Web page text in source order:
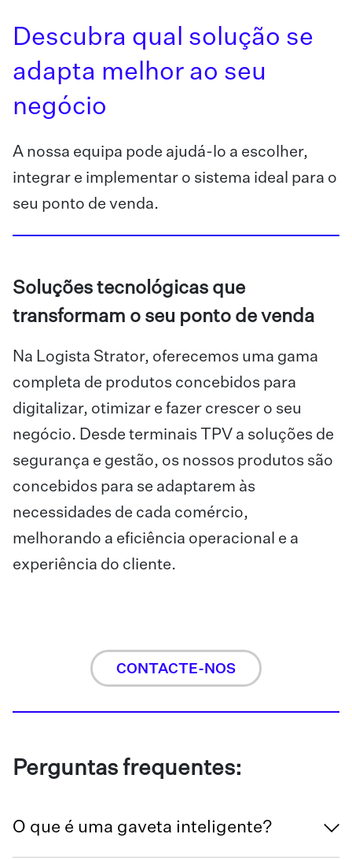
Descubra qual solução se
adapta melhor ao seu
negócio
A nossa equipa pode ajudá-lo a escolher,
integrar e implementar o sistema ideal para o
seu ponto de venda.
Soluções tecnológicas que
transformam o seu ponto de venda
Na Logista Strator, oferecemos uma gama
completa de produtos concebidos para
digitalizar, otimizar e fazer crescer o seu
negócio. Desde terminais TPV a soluções de
segurança e gestão, os nossos produtos são
concebidos para se adaptarem às
necessidades de cada comércio,
melhorando a eficiência operacional e a
experiência do cliente.
CONTACTE-NOS
Perguntas frequentes:
O que é uma gaveta inteligente?